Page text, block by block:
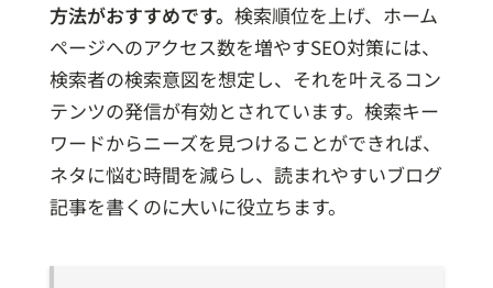
方法がおすすめです。 検索順位を上げ、ホーム
ページへのアクセス数を増やすSEO対策には、
検索者の検索意図を想定し、それを叶えるコン
テンツの発信が有効とされています。検索キー
ワードからニーズを見つけることができれば、
ネタに悩む時間を減らし、読まれやすいブログ
記事を書くのに大いに役立ちます。